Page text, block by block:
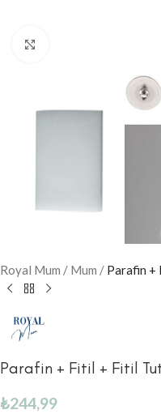
Royal Mum / Mum / Parafin +
Parafin + Fitil + Fitil
₺244,99